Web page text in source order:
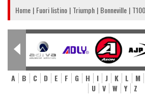
Home Fuori listino Triumph Bonneville
A B C D E F G H I J K L M
U
V W Y Z